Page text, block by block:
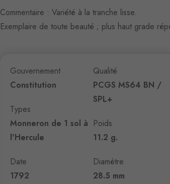
Commentaire : Variété à la tranche lisse.
Exemplaire de toute beauté ; plus haut grade
Gouvernement
Constitution
Types
Monneron de 1 sol à
l'Hercule
Date
1792
Qualité
PCGS MS64 BN /
SPL+
Poids
11.2 g.
Diamètre
28.5 mm